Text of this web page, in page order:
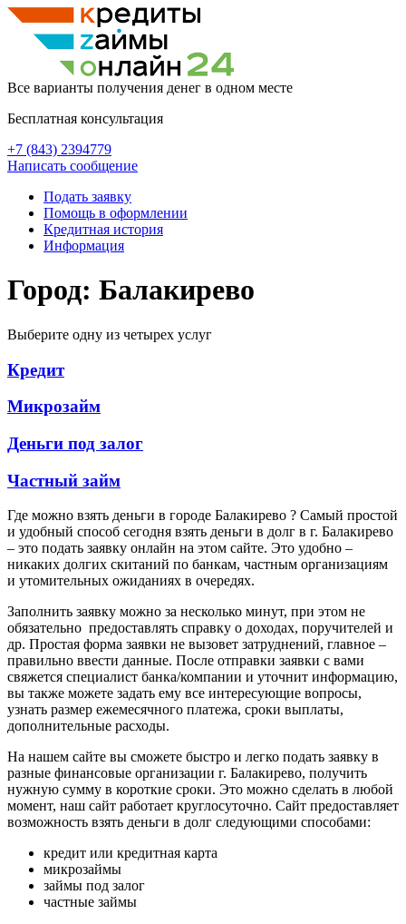
Все варианты получения денег в одном месте
Бесплатная консультация
+7 (843) 2394779
Написать сообщение
Подать заявку
Помощь в оформлении
Кредитная история
Информация
Город: Балакирево
Выберите одну из четырех услуг
Кредит
Микрозайм
Деньги под залог
Частный займ
Где можно взять деньги в городе Балакирево ? Самый простой
и удобный способ сегодня взять деньги в долг в г. Балакирево
– это подать заявку онлайн на этом сайте. Это удобно –
никаких долгих скитаний по банкам, частным организациям
и утомительных ожиданиях в очередях.
Заполнить заявку можно за несколько минут, при этом не
обязательно предоставлять справку о доходах, поручителей и
др. Простая форма заявки не вызовет затруднений, главное –
правильно ввести данные. После отправки заявки с вами
свяжется специалист банка/компании и уточнит информацию,
вы также можете задать ему все интересующие вопросы,
узнать размер ежемесячного платежа, сроки выплаты,
дополнительные расходы.
На нашем сайте вы сможете быстро и легко подать заявку в
разные финансовые организации г. Балакирево, получить
нужную сумму в короткие сроки. Это можно сделать в любой
момент, наш сайт работает круглосуточно. Сайт предоставляет
возможность взять деньги в долг следующими способами:
кредит или кредитная карта
микрозаймы
займы под залог
частные займы